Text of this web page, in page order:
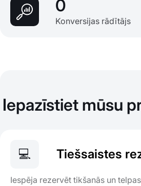
0
Konversijas rādītājs
Iepazīstiet mūsu
💻 Tiešsaistes
Iespēja rezervēt tikšanās un